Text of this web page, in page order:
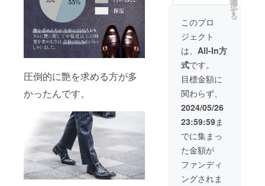
圧倒的に艶を求める方が多
かったんです。
率は製
品本体
の販売
予定価
格に対
するも
ので
す。
内容 ・
「ミ
ラーポ
リッ
シュ60
セカン
ズ」×5
本パッ
ケージ
■一般販
売予定
価格
3,960円
(消費税
等込み)
ｘ5＝
19,800
円 ※税
込・送
択
す
る
このプロ
ジェクト
は、 All-In方
式です。
目標金額に
関わらず、
2024/05/26
23:59:59ま
でに集まっ
た金額が
ファンディ
ングされま